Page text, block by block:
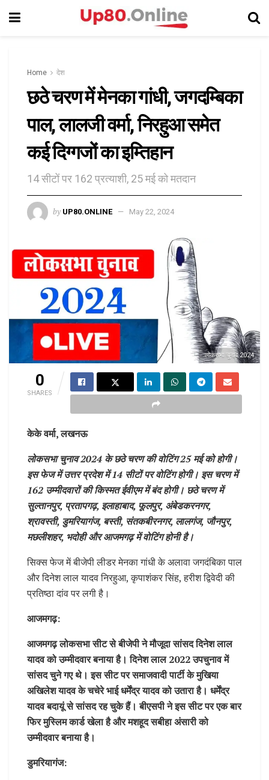
Home देश
छठे चरण में मेनका गांधी, जगदम्बिका
पाल, लालजी वर्मा, निरहुआ समेत
कई दिग्गजों का इम्तिहान
14 सीटों पर 162 प्रत्याशी, 25 मई को मतदान
by UP80.ONLINE May 22, 2024
लोकसभा चुनाव 2024
0
SHARES
केके वर्मा, लखनऊ
लोकसभा चुनाव 2024 के छठे चरण की वोटिंग 25 मई को होगी।
इस फेज में उत्तर प्रदेश में 14 सीटों पर वोटिंग होगी। इस चरण में
162 उम्मीदवारों की किस्मत ईवीएम में बंद होगी। छठे चरण में
सुल्तानपुर, प्रतापगढ़, इलाहाबाद, फूलपुर, अंबेडकरनगर,
श्रावस्ती, डुमरियागंज, बस्ती, संतकबीरनगर, लालगंज, जौनपुर,
मछलीशहर, भदोही और आजमगढ़ में वोटिंग होनी है।
सिक्स फेज में बीजेपी लीडर मेनका गांधी के अलावा जगदंबिका पाल
और दिनेश लाल यादव निरहुआ, कृपाशंकर सिंह, हरीश द्विवेदी की
प्रतिष्ठा दांव पर लगी है।
आजमगढ़:
आजमगढ़ लोकसभा सीट से बीजेपी ने मौजूदा सांसद दिनेश लाल
यादव को उम्मीदवार बनाया है। दिनेश लाल 2022 उपचुनाव में
सांसद चुने गए थे। इस सीट पर समाजवादी पार्टी के मुखिया
अखिलेश यादव के चचेरे भाई धर्मेंद्र यादव को उतारा है। धर्मेंद्र
यादव बदायूं से सांसद रह चुके हैं। बीएसपी ने इस सीट पर एक बार
फिर मुस्लिम कार्ड खेला है और मशहूद सबीहा अंसारी को
उम्मीदवार बनाया है।
डुमरियागंज: